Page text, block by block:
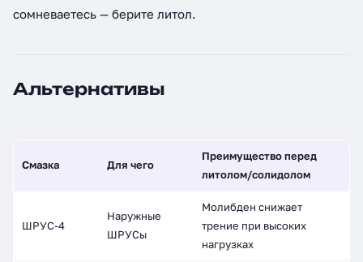
сомневаетесь — берите литол.
Альтернативы
Смазка Для чего
Преимущество перед
литолом/солидолом
ШРУС-4
Наружные
ШРУСы
Молибден снижает
трение при высоких
нагрузках